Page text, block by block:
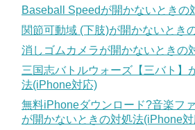
Baseball Speedが開かないときの
関節可動域 (下肢)が開かないとき
消しゴムカメラが開かないときの
三国志バトルウォーズ【三バト】
法(iPhone対応)
無料iPhoneダウンロード?音楽フ
が開かないときの対処法(iPhone